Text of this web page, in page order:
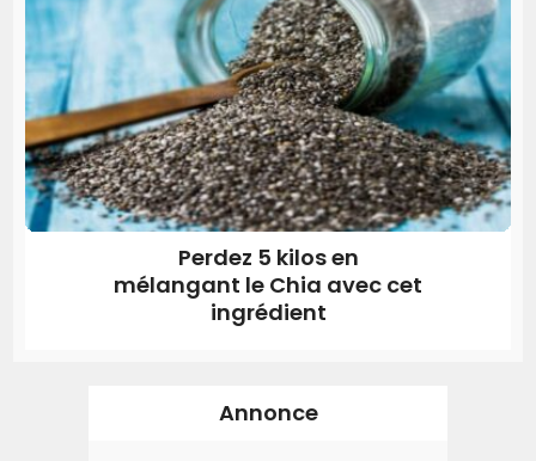
Perdez 5 kilos en
mélangant le Chia avec cet
ingrédient
Annonce